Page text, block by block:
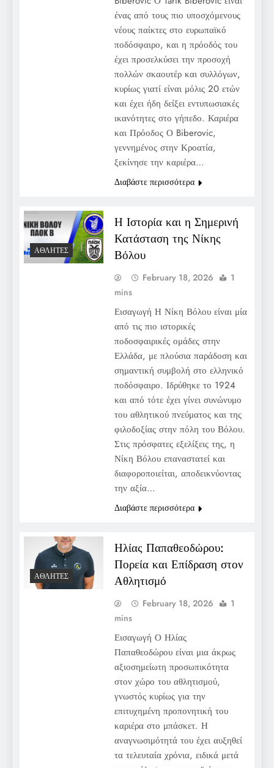
ένας από τους πιο υποσχόμενους
νέους παίκτες στο ευρωπαϊκό
ποδόσφαιρο, και η πρόοδός του
έχει προσελκύσει την προσοχή
πολλών σκαουτέρ και συλλόγων,
κυρίως γιατί είναι μόλις 20 ετών
και έχει ήδη δείξει εντυπωσιακές
ικανότητες στο γήπεδο. Καριέρα
και Πρόοδος Ο Biberovic,
γεννημένος στην Κροατία,
ξεκίνησε την καριέρα…
Διαβάστε περισσότερα
ΑΘΛΗΤΈΣ
Η Ιστορία και η Σημερινή
Κατάσταση της Νίκης
Βόλου
February 18, 2026
1
mins
Εισαγωγή Η Νίκη Βόλου είναι μία
από τις πιο ιστορικές
ποδοσφαιρικές ομάδες στην
Ελλάδα, με πλούσια παράδοση και
σημαντική συμβολή στο ελληνικό
ποδόσφαιρο. Ιδρύθηκε το 1924
και από τότε έχει γίνει συνώνυμο
του αθλητικού πνεύματος και της
φιλοδοξίας στην πόλη του Βόλου.
Στις πρόσφατες εξελίξεις της, η
Νίκη Βόλου επαναστατεί και
διαφοροποιείται, αποδεικνύοντας
την αξία…
Διαβάστε περισσότερα
ΑΘΛΗΤΈΣ
Ηλίας Παπαθεοδώρου:
Πορεία και Επίδραση στον
Αθλητισμό
February 18, 2026
1
mins
Εισαγωγή Ο Ηλίας
Παπαθεοδώρου είναι μια άκρως
αξιοσημείωτη προσωπικότητα
στον χώρο του αθλητισμού,
γνωστός κυρίως για την
επιτυχημένη προπονητική του
καριέρα στο μπάσκετ. Η
αναγνωσιμότητά του έχει αυξηθεί
τα τελευταία χρόνια, ειδικά μετά